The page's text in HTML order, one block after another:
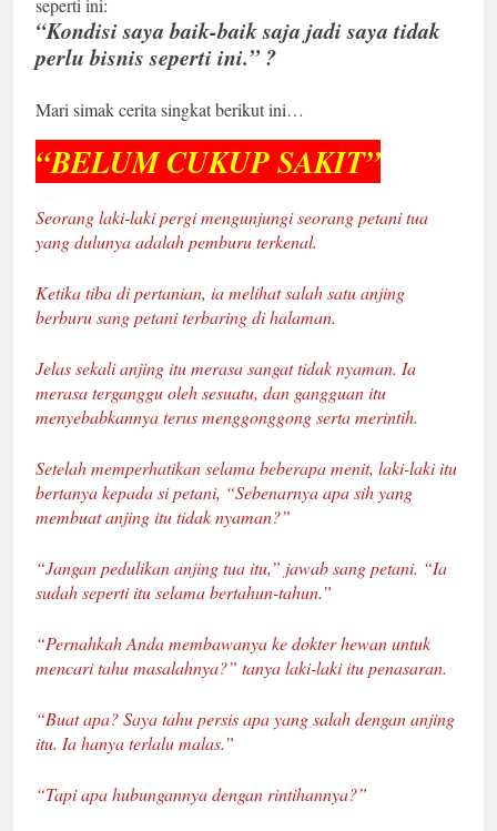
seperti ini:
“Kondisi saya baik-baik saja jadi saya tidak
perlu bisnis seperti ini.” ?
Mari simak cerita singkat berikut ini…
“BELUM CUKUP SAKIT”
Seorang laki-laki pergi mengunjungi seorang petani tua
yang dulunya adalah pemburu terkenal.
Ketika tiba di pertanian, ia melihat salah satu anjing
berburu sang petani terbaring di halaman.
Jelas sekali anjing itu merasa sangat tidak nyaman. Ia
merasa terganggu oleh sesuatu, dan gangguan itu
menyebabkannya terus menggonggong serta merintih.
Setelah memperhatikan selama beberapa menit, laki-laki itu
bertanya kepada si petani, “Sebenarnya apa sih yang
membuat anjing itu tidak nyaman?”
“Jangan pedulikan anjing tua itu,” jawab sang petani. “Ia
sudah seperti itu selama bertahun-tahun.”
“Pernahkah Anda membawanya ke dokter hewan untuk
mencari tahu masalahnya?” tanya laki-laki itu penasaran.
“Buat apa? Saya tahu persis apa yang salah dengan anjing
itu. Ia hanya terlalu malas.”
“Tapi apa hubungannya dengan rintihannya?”